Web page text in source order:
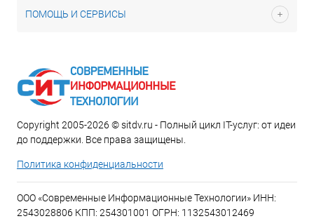
ПОМОЩЬ И СЕРВИСЫ
Copyright 2005-2026 © sitdv.ru - Полный цикл IT-услуг: от идеи
до поддержки. Все права защищены.
Политика конфиденциальности
ООО «Современные Информационные Технологии» ИНН:
2543028806 КПП: 254301001 ОГРН: 1132543012469